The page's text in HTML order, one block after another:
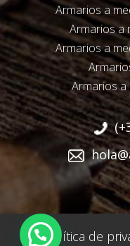
Armarios a
Armarios a
Armarios a
Armarios a
Política de